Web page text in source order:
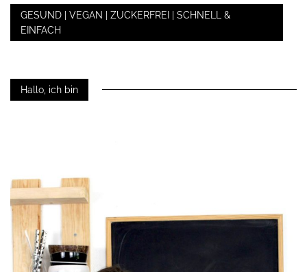
GESUND | VEGAN | ZUCKERFREI | SCHNELL &
EINFACH
Hallo, ich bin